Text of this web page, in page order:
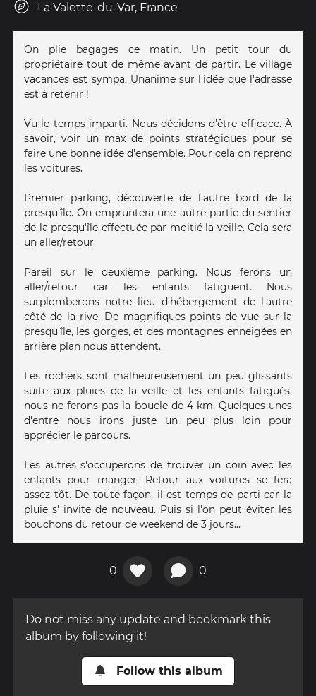
La Valette-du-Var, France
On plie bagages ce matin. Un petit tour du
propriétaire tout de même avant de partir. Le village
vacances est sympa. Unanime sur l'idée que l'adresse
est à retenir !
Vu le temps imparti. Nous décidons d'être efficace. À
savoir, voir un max de points stratégiques pour se
faire une bonne idée d'ensemble. Pour cela on reprend
les voitures.
Premier parking, découverte de l'autre bord de la
presqu'île. On empruntera une autre partie du sentier
de la presqu'île effectuée par moitié la veille. Cela sera
un aller/retour.
Pareil sur le deuxième parking. Nous ferons un
aller/retour car les enfants fatiguent. Nous
surplomberons notre lieu d'hébergement de l'autre
côté de la rive. De magnifiques points de vue sur la
presqu'île, les gorges, et des montagnes enneigées en
arrière plan nous attendent.
Les rochers sont malheureusement un peu glissants
suite aux pluies de la veille et les enfants fatigués,
nous ne ferons pas la boucle de 4 km. Quelques-unes
d'entre nous irons juste un peu plus loin pour
apprécier le parcours.
Les autres s'occuperons de trouver un coin avec les
enfants pour manger. Retour aux voitures se fera
assez tôt. De toute façon, il est temps de parti car la
pluie s' invite de nouveau. Puis si l'on peut éviter les
bouchons du retour de weekend de 3 jours...
0 0
Do not miss any update and bookmark this
album by following it!
Follow this album